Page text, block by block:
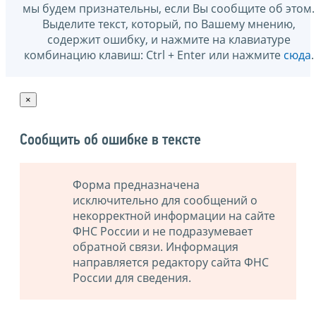
мы будем признательны, если Вы сообщите об этом.
Выделите текст, который, по Вашему мнению,
содержит ошибку, и нажмите на клавиатуре
комбинацию клавиш: Ctrl + Enter или нажмите сюда.
×
Сообщить об ошибке в тексте
Форма предназначена
исключительно для сообщений о
некорректной информации на сайте
ФНС России и не подразумевает
обратной связи. Информация
направляется редактору сайта ФНС
России для сведения.